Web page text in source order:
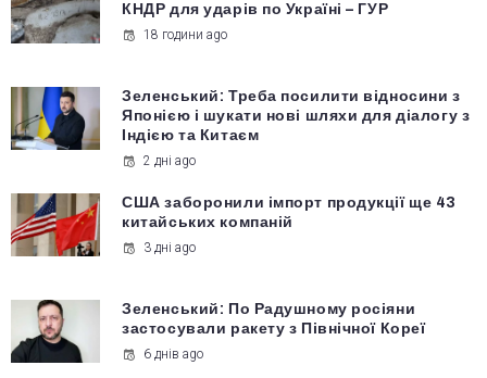
КНДР для ударів по Україні – ГУР
18 години ago
Зеленський: Треба посилити відносини з
Японією і шукати нові шляхи для діалогу з
Індією та Китаєм
2 дні ago
США заборонили імпорт продукції ще 43
китайських компаній
3 дні ago
Зеленський: По Радушному росіяни
застосували ракету з Північної Кореї
6 днів ago